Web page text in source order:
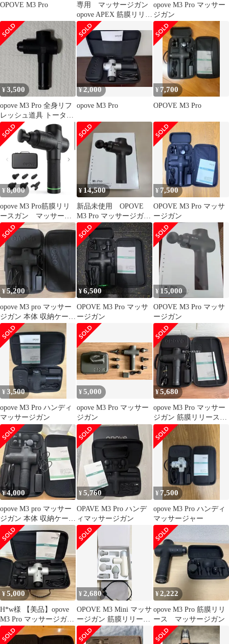
OPOVE M3 Pro
専用 マッサージガン
opove APEX 筋膜リリー
スガン
opove M3 Pro マッサー
ジガン
¥3,500
opove M3 Pro 全身リフ
レッシュ道具 トータル
ボディケア 14mm振幅
¥2,000
opove M3 Pro
¥ 7,700
OPOVE M3 Pro
¥ 8,000
opove M3 Pro筋膜リリ
ースガン マッサージ
ガン トータルボディ
ケア
¥ 14,500
新品未使用 OPOVE
M3 Pro マッサージガン
本体
¥ 7,500
OPOVE M3 Pro マッサ
ージガン
¥5,200
opove M3 pro マッサー
ジガン 本体 収納ケース
付き
¥6,500
OPOVE M3 Pro マッサ
ージガン
¥ 15,000
OPOVE M3 Pro マッサ
ージガン
¥3,500
opove M3 Pro ハンディ
マッサージガン
¥5,000
opove M3 Pro マッサー
ジガン
¥5,680
opove M3 Pro マッサー
ジガン 筋膜リリースガ
ン
¥4,000
opove M3 pro マッサー
ジガン 本体 収納ケース
付き
¥5,760
OPAVE M3 Pro ハンデ
ィマッサージガン
¥ 7,500
opove M3 Pro ハンディ
マッサージャー
¥5,000
H*w様 【美品】opove
M3 Pro マッサージガン
筋膜リリース 専用ケ
¥ 2,680
OPOVE M3 Mini マッサ
ージガン 筋膜リリース
軽量 動作確認済 美
品
¥2,222
opove M3 Pro 筋膜リリ
ース マッサージガン